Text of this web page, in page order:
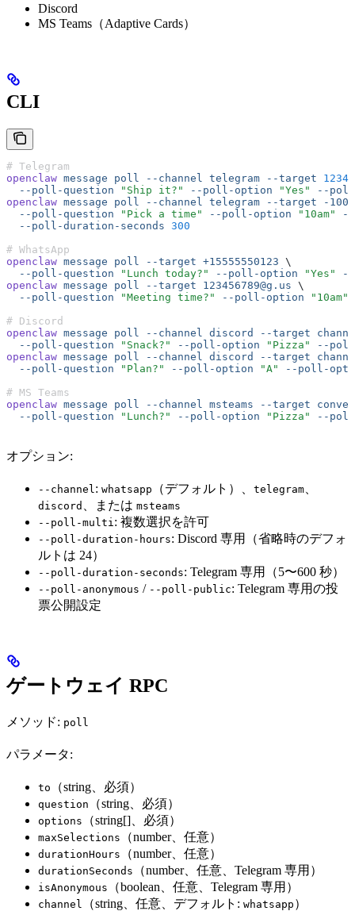
Discord
MS Teams（Adaptive Cards）
CLI
# Telegram
openclaw message poll --channel telegram --target
  --poll-question
"Ship it?" --poll-option "Yes"
--
openclaw message poll --channel telegram --target -
  --poll-question
"Pick a time" --poll-option "10am"
--
  --poll-duration-seconds
300
# WhatsApp
openclaw message poll --target +15555550123 \
  --poll-question
"Lunch today?" --poll-option "Yes"
--
openclaw message poll --target 123456789@g.us \
  --poll-question
"Meeting time?" --poll-option "10am"
# Discord
openclaw message poll --channel discord --target
  --poll-question
"Snack?" --poll-option "Pizza"
--
openclaw message poll --channel discord --target
  --poll-question
"Plan?" --poll-option "A"
--poll-
# MS Teams
openclaw message poll --channel msteams --target
  --poll-question
"Lunch?" --poll-option "Pizza" --
オプション:
--channel : whatsapp （デフォルト）、 telegram
discord 、または msteams
--poll-multi : 複数選択を許可
--poll-duration-hours: Discord 専用（省略時のデフォ
ルトは 24）
--poll-duration-seconds: Telegram 専用（5〜600 秒）
--poll-anonymous / --poll-public: Telegram 専用の投
票公開設定
ゲートウェイ RPC
メソッド: poll
パラメータ:
to （string、必須）
question （string、必須）
options （string[]、必須）
maxSelections （number、任意）
durationHours （number、任意）
durationSeconds （number、任意、Telegram 専用）
isAnonymous （boolean、任意、Telegram 専用）
channel （string、任意、デフォルト: whatsapp ）